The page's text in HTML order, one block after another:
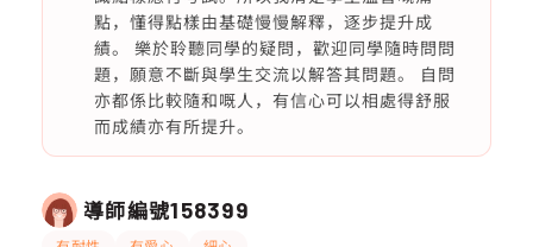
點，懂得點樣由基礎慢慢解釋，逐步提升成
績。 樂於聆聽同學的疑問，歡迎同學隨時問問
題，願意不斷與學生交流以解答其問題。 自問
亦都係比較隨和嘅人，有信心可以相處得舒服
而成績亦有所提升。
導師編號158399